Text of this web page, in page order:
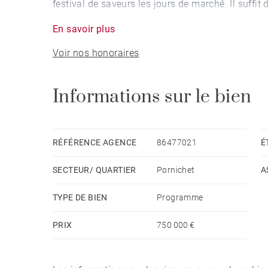
festival de saveurs les jours de marché. Il suffit
deux pas, le port de plaisance offre un cadre
promenades sur les quais et de fabuleux
Dans la continuité de la pointe du Bec, le
pied la plage de Bonne-Source. Tous les
En savoir plus
Voir nos honoraires
Informations sur le bien
RÉFÉRENCE AGENCE 86477021
SECTEUR/ QUARTIER Pornichet
TYPE DE BIEN Programme
PRIX 750 000 €